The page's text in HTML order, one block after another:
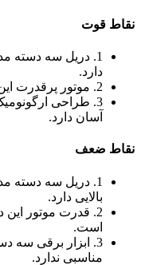
نقاط قوت
دارد.
2. موتور پرقدرت این دریل، حفاری دقیق را تضمین می‌کند.
3. طراحی
آسان دارد.
نقاط ضعف
بالایی دارد.
2. قدرت موتور
است.
3. ابزار برقی
مناسبی ندارد.